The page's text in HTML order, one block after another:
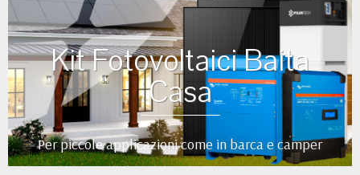
Kit Fotovoltaici Baita
Casa
Per piccole applicazioni come in barca e camper